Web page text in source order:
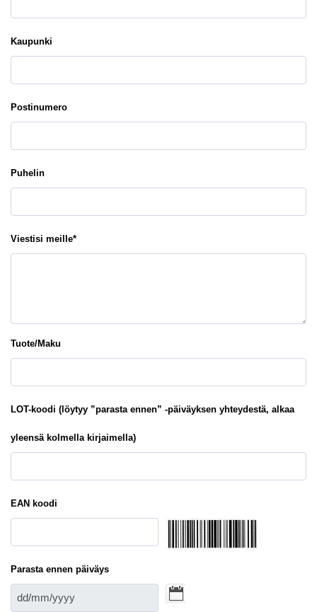
Kaupunki
Postinumero
Puhelin
Viestisi meille*
Tuote/Maku
LOT-koodi (löytyy ”parasta ennen” -päiväyksen yhteydestä, alkaa
yleensä kolmella kirjaimella)
EAN koodi
Parasta ennen päiväys